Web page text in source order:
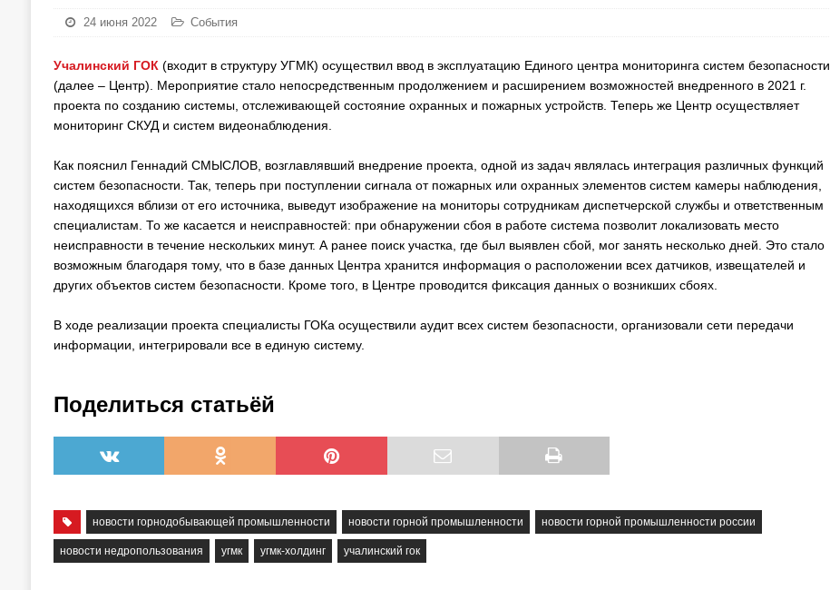
24 июня 2022 События
Учалинский ГОК (входит в структуру УГМК) осуществил ввод в эксплуатацию Единого центра мониторинга систем безопасности
(далее – Центр). Мероприятие стало непосредственным продолжением и расширением возможностей внедренного в 2021 г.
проекта по созданию системы, отслеживающей состояние охранных и пожарных устройств. Теперь же Центр осуществляет
мониторинг СКУД и систем видеонаблюдения.
Как пояснил Геннадий СМЫСЛОВ, возглавлявший внедрение проекта, одной из задач являлась интеграция различных функций
систем безопасности. Так, теперь при поступлении сигнала от пожарных или охранных элементов систем камеры наблюдения,
находящихся вблизи от его источника, выведут изображение на мониторы сотрудникам диспетчерской службы и ответственным
специалистам. То же касается и неисправностей: при обнаружении сбоя в работе система позволит локализовать место
неисправности в течение нескольких минут. А ранее поиск участка, где был выявлен сбой, мог занять несколько дней. Это стало
возможным благодаря тому, что в базе данных Центра хранится информация о расположении всех датчиков, извещателей и
других объектов систем безопасности. Кроме того, в Центре проводится фиксация данных о возникших сбоях.
В ходе реализации проекта специалисты ГОКа осуществили аудит всех систем безопасности, организовали сети передачи
информации, интегрировали все в единую систему.
Поделиться статьёй
новости горнодобывающей промышленности новости горной промышленности новости горной промышленности россии
новости недропользования угмк угмк-холдинг учалинский гок